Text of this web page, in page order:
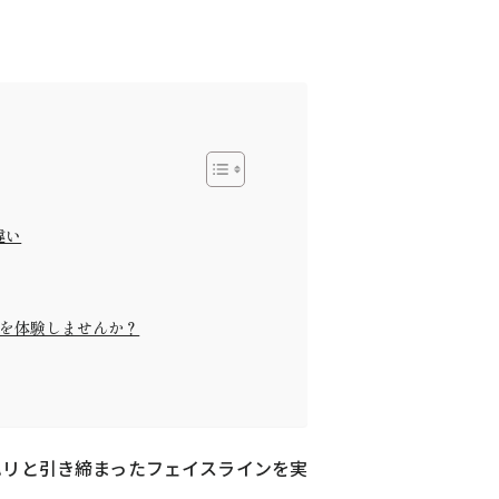
体験しませんか？
と引き締まったフェイスラインを実